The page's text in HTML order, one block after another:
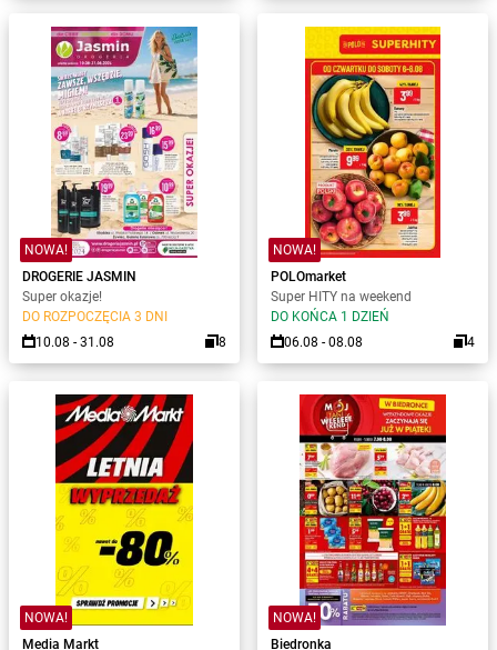
NOWA!
DROGERIE JASMIN
Super okazje!
DO ROZPOCZĘCIA 3 DNI
10.08 - 31.08
8
NOWA!
POLOmarket
Super HITY na weekend
DO KOŃCA 1 DZIEŃ
06.08 - 08.08
4
NOWA!
Media Markt
NOWA!
Biedronka